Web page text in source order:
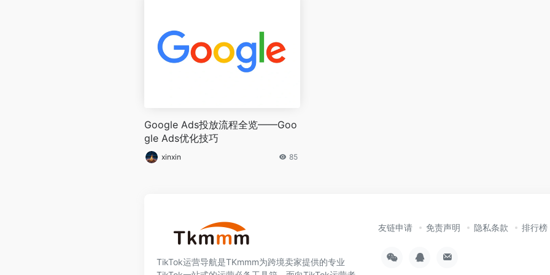
Google Ads投放流程全览——Goo
gle Ads优化技巧
xinxin 85
TikTok运营导航是TKmmm为跨境卖家提供的专业
友链申请 免责声明 隐私条款 排行榜